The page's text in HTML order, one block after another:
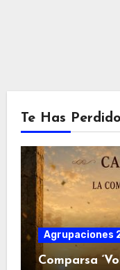
Te Has Perdido
Agrupaciones
Comparsa